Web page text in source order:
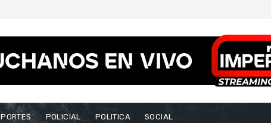
POLICIAL POLITICA SOCIAL